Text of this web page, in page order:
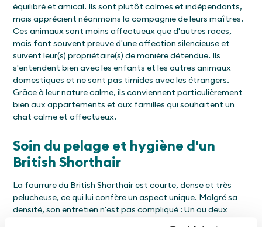
équilibré et amical. Ils sont plutôt calmes et indépendants,
mais apprécient néanmoins la compagnie de leurs maîtres.
Ces animaux sont moins affectueux que d'autres races,
mais font souvent preuve d'une affection silencieuse et
suivent leur(s) propriétaire(s) de manière détendue. Ils
s'entendent bien avec les enfants et les autres animaux
domestiques et ne sont pas timides avec les étrangers.
Grâce à leur nature calme, ils conviennent particulièrement
bien aux appartements et aux familles qui souhaitent un
chat calme et affectueux.
Soin du pelage et hygiène d'un
British Shorthair
La fourrure du British Shorthair est courte, dense et très
pelucheuse, ce qui lui confère un aspect unique. Malgré sa
densité, son entretien n'est pas compliqué : Un ou deux